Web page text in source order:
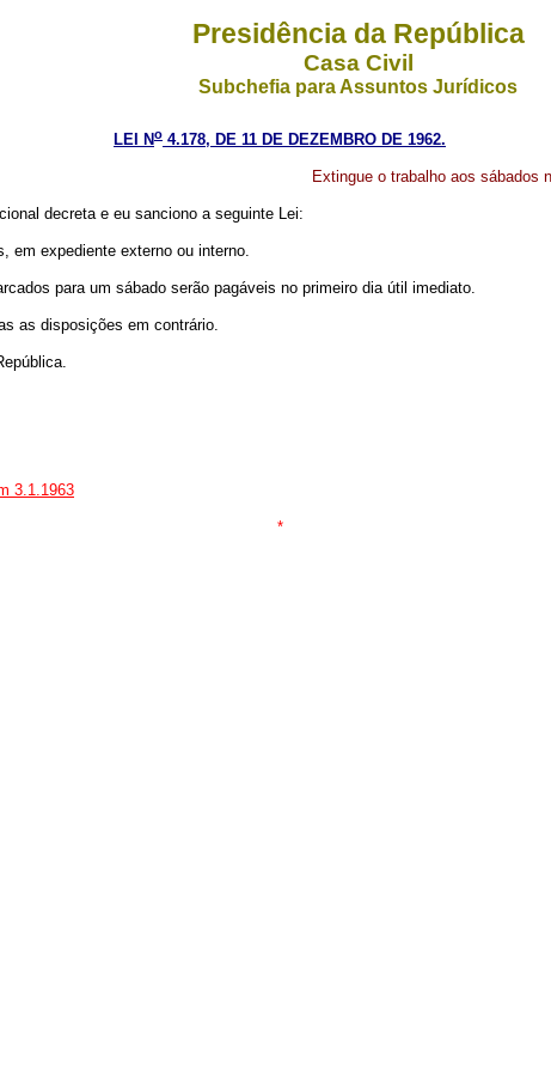
Presidência da República
Casa Civil
Subchefia para Assuntos Jurídicos
LEI No 4.178, DE 11 DE DEZEMBRO DE 1962.
Extingue o trabalho aos sábados
decreta e eu sanciono a seguinte Lei:
em expediente externo ou interno.
para um sábado serão pagáveis no primeiro dia útil imediato.
as disposições em contrário.
3.1.1963
*